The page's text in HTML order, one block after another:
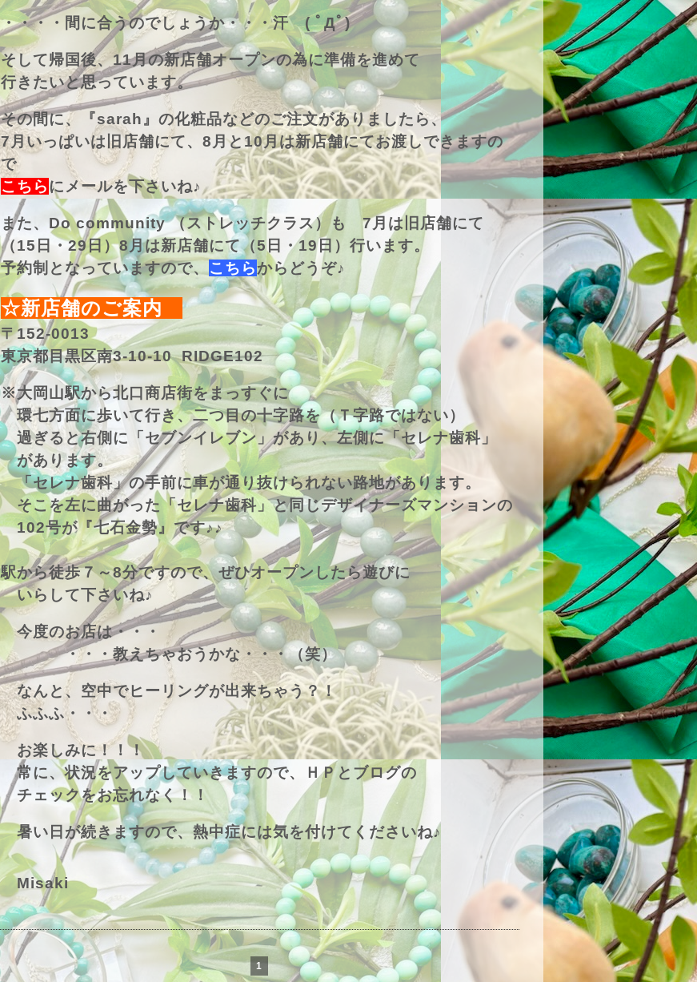
・・・・間に合うのでしょうか・・・汗 ( ﾟДﾟ)
そして帰国後、11月の新店舗オープンの為に準備を進めて
行きたいと思っています。
その間に、『sarah』の化粧品などのご注文がありましたら、
7月いっぱいは旧店舗にて、8月と10月は新店舗にてお渡しできますの
で
こちら にメールを下さいね♪
また、Do community （ストレッチクラス）も 7月は旧店舗にて
（15日・29日）8月は新店舗にて（5日・19日）行います。
予約制となっていますので、 こちらからどうぞ♪
☆新店舗のご案内
〒152-0013
東京都目黒区南3-10-10 RIDGE102
※大岡山駅から北口商店街をまっすぐに
環七方面に歩いて行き、二つ目の十字路を（Ｔ字路ではない）
過ぎると右側に「セブンイレブン」があり、左側に「セレナ歯科」
があります。
「セレナ歯科」の手前に車が通り抜けられない路地があります。
そこを左に曲がった「セレナ歯科」と同じデザイナーズマンションの
102号が『七石金勢』です♪♪
駅から徒歩７～8分ですので、ぜひオープンしたら遊びに
いらして下さいね♪
今度のお店は・・・
・・・教えちゃおうかな・・・（笑）
なんと、空中でヒーリングが出来ちゃう？！
ふふふ・・・
お楽しみに！！！
常に、状況をアップしていきますので、ＨＰとブログの
チェックをお忘れなく！！
暑い日が続きますので、熱中症には気を付けてくださいね♪
Misaki
1